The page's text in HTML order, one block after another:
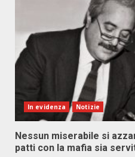
In evidenza Notizie
Nessun miserabile si
patti con la mafia sia